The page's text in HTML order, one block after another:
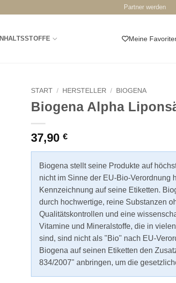
Partner werden
INHALTSSTOFFE Meine
START / HERSTELLER / BIOGENA
Biogena Alpha
37,90 €
Biogena stellt seine Produkte auf
nicht im Sinne der EU-Bio-Verordnung
Kennzeichnung auf seine Etiketten.
durch hochwertige, reine Substanzen
Qualitätskontrollen und eine
Vitamine und Mineralstoffe, die in
sind, sind nicht als "Bio" nach EU-
Biogena auf seinen Etiketten den
834/2007" anbringen, um die